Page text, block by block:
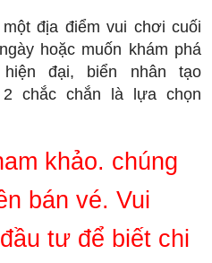
địa điểm vui chơi cuối
hoặc muốn khám phá
đại, biển nhân tạo
2 chắc chắn là lựa chọn
khảo. chúng
bán vé. Vui
tư để biết chi